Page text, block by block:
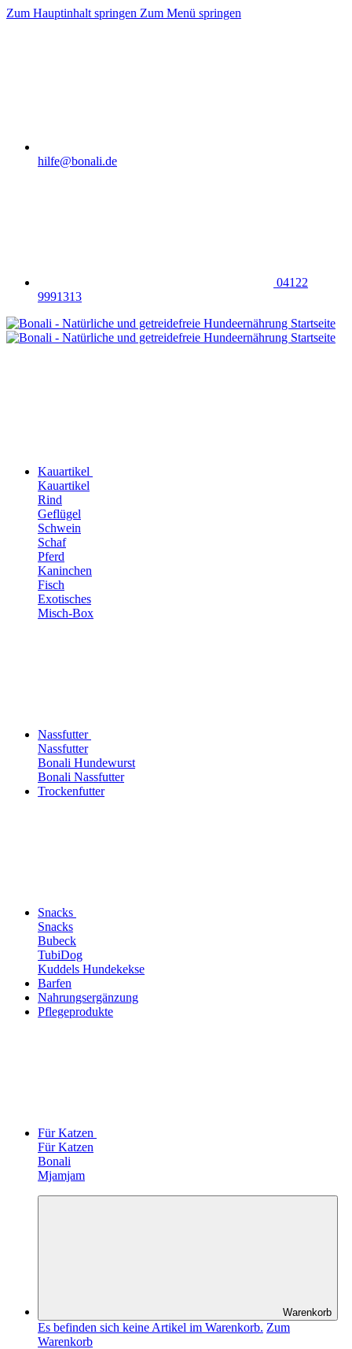
Zum Hauptinhalt springen Zum Menü springen
hilfe@bonali.de
04122
9991313
Kauartikel
Kauartikel
Rind
Geflügel
Schwein
Schaf
Pferd
Kaninchen
Fisch
Exotisches
Misch-Box
Nassfutter
Nassfutter
Bonali Hundewurst
Bonali Nassfutter
Trockenfutter
Snacks
Snacks
Bubeck
TubiDog
Kuddels Hundekekse
Barfen
Nahrungsergänzung
Pflegeprodukte
Für Katzen
Für Katzen
Bonali
Mjamjam
Warenkorb
Es befinden sich keine Artikel im Warenkorb. Zum
Warenkorb